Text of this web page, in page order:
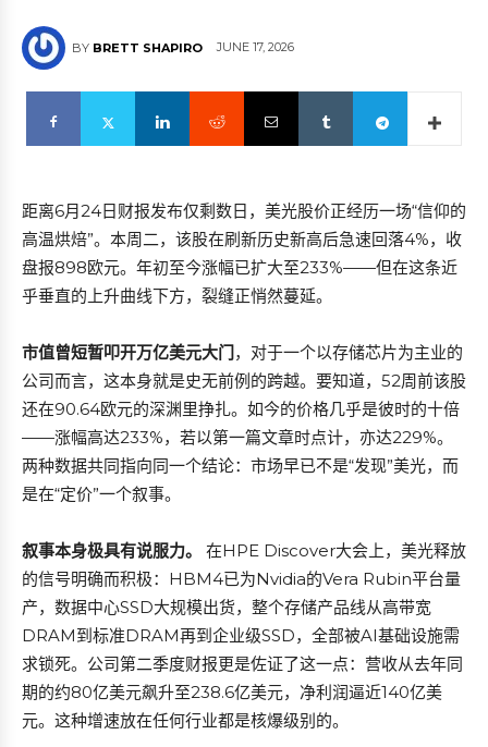
BY BRETT SHAPIRO JUNE 17, 2026
距离6月24日财报发布仅剩数日，美光股价正经历一场“信仰的
高温烘焙”。本周二，该股在刷新历史新高后急速回落4%，收
盘报898欧元。年初至今涨幅已扩大至233%——但在这条近
乎垂直的上升曲线下方，裂缝正悄然蔓延。
市值曾短暂叩开万亿美元大门，对于一个以存储芯片为主业的
公司而言，这本身就是史无前例的跨越。要知道，52周前该股
还在90.64欧元的深渊里挣扎。如今的价格几乎是彼时的十倍
——涨幅高达233%，若以第一篇文章时点计，亦达229%。
两种数据共同指向同一个结论：市场早已不是“发现”美光，而
是在“定价”一个叙事。
叙事本身极具有说服力。
在HPE Discover大会上，美光释放
的信号明确而积极：HBM4已为Nvidia的Vera Rubin平台量
产，数据中心SSD大规模出货，整个存储产品线从高带宽
DRAM到标准DRAM再到企业级SSD，全部被AI基础设施需
求锁死。公司第二季度财报更是佐证了这一点：营收从去年同
期的约80亿美元飙升至238.6亿美元，净利润逼近140亿美
元。这种增速放在任何行业都是核爆级别的。